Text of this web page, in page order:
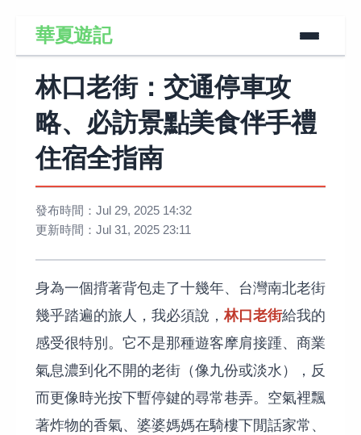
華夏遊記
林口老街：交通停車攻
略、必訪景點美食伴手禮
住宿全指南
發布時間：Jul 29, 2025 14:32
更新時間：Jul 31, 2025 23:11
身為一個揹著背包走了十幾年、台灣南北老街
幾乎踏遍的旅人，我必須說，林口老街給我的
感受很特別。它不是那種遊客摩肩接踵、商業
氣息濃到化不開的老街（像九份或淡水），反
而更像時光按下暫停鍵的尋常巷弄。空氣裡飄
著炸物的香氣、婆婆媽媽在騎樓下閒話家常、